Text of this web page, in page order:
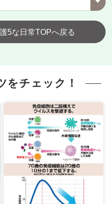
5な日常TOPへ戻る
をチェック！